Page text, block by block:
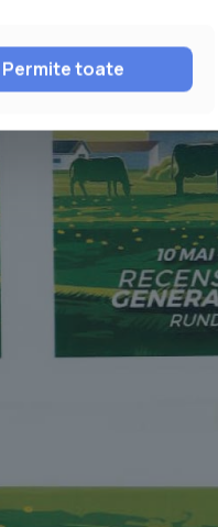
Permite toate